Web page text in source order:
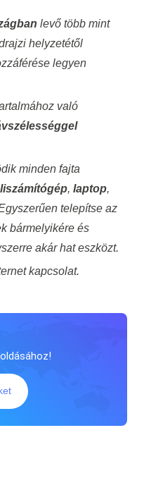
levő több mint
helyzetétől
legyen
való
minden fajta
, laptop,
telepítse az
bármelyikére és
akár hat eszközt.
kapcsolat.